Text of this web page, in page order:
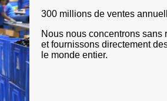
300 millions de ventes
Nous nous concentrons
et fournissons directement
le monde entier.